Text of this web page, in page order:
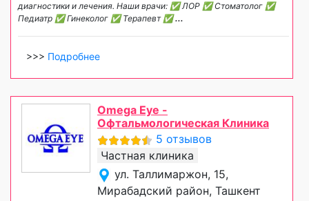
диагностики и лечения. Наши врачи: ✅ ЛОР ✅ Стоматолог ✅
Педиатр ✅ Гинеколог ✅ Терапевт ✅...
>>> Подробнее
Omega Eye -
Офтальмологическая Клиника
5 отзывов
Частная клиника
ул. Таллимаржон, 15,
Мирабадский район, Ташкент